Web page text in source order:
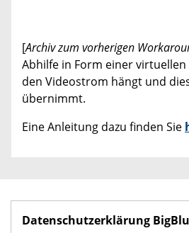
[Archiv zum vorherigen
Abhilfe in Form einer virtuellen
den Videostrom hängt und
übernimmt.
Eine Anleitung dazu finden Sie
Datenschutzerklärung